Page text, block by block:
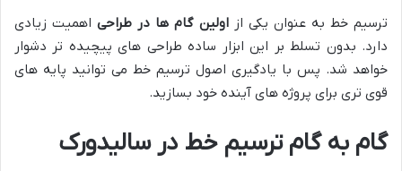
ترسیم خط به عنوان یکی ازاولین گام ها در طراحیاهمیت زیادی
دارد. بدون تسلط بر این ابزار ساده طراحی های پیچیده تر دشوار
خواهد شد. پس با یادگیری اصول ترسیم خط می توانید پایه های
قوی تری برای پروژه های آینده خود بسازید.
گام به گام ترسیم خط در سالیدورک